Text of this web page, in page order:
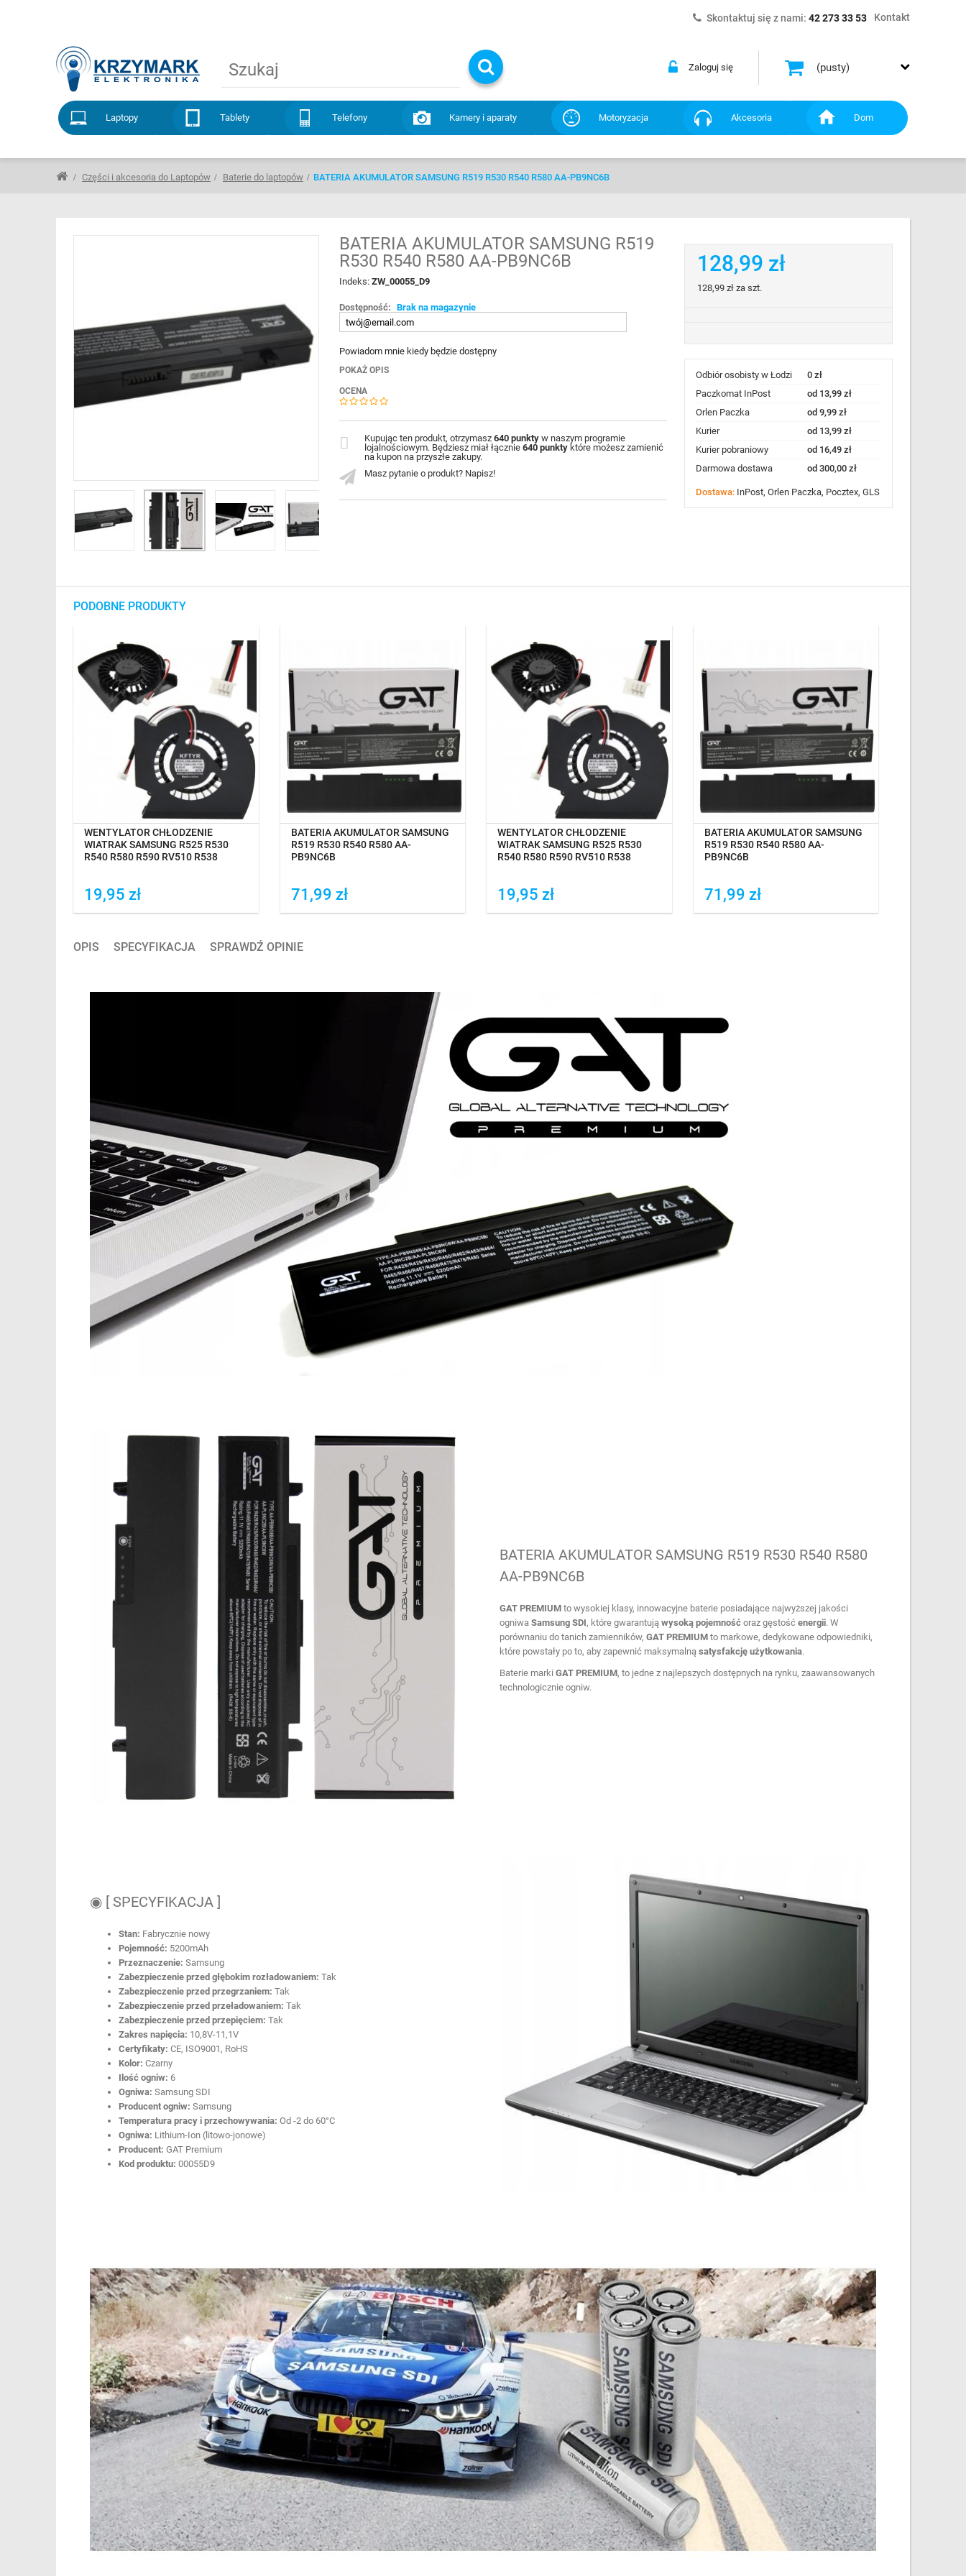
Kontakt
Skontaktuj się z nami: 42 273 33 53
(pusty)
Zaloguj się
Laptopy Tablety Telefony Kamery i aparaty Motoryzacja Akcesoria Dom
Części i akcesoria do Laptopów Baterie do laptopów BATERIA AKUMULATOR SAMSUNG R519 R530 R540 R580 AA-PB9NC6B
BATERIA AKUMULATOR SAMSUNG R519
R530 R540 R580 AA-PB9NC6B
Indeks:ZW_00055_D9
Dostępność: Brak na magazynie
Powiadom mnie kiedy będzie dostępny
POKAŻ OPIS
OCENA
Masz pytanie o produkt? Napisz!
Kupując ten produkt, otrzymasz640 punkty w naszym programie
lojalnościowym. Będziesz miał łącznie640 punkty które możesz zamienić
na kupon na przyszłe zakupy.
128,99 zł
128,99 złza szt.
Odbiór osobisty w Łodzi
0 zł
Paczkomat InPost
od 13,99 zł
Orlen Paczka
od 9,99 zł
Kurier
od 13,99 zł
Kurier pobraniowy
od 16,49 zł
Darmowa dostawa
od 300,00 zł
Dostawa: InPost, Orlen Paczka, Pocztex, GLS
PODOBNE PRODUKTY
WENTYLATOR CHŁODZENIE
WIATRAK SAMSUNG R525 R530
R540 R580 R590 RV510 R538
19,95 zł
OCZEKIWANIE NA DOSTAWĘ
Dodaj do porówania
BATERIA AKUMULATOR SAMSUNG
R519 R530 R540 R580 AA-
PB9NC6B
71,99 zł
NA MAGAZYNIE
Dodaj do porówania
WENTYLATOR CHŁODZENIE
WIATRAK SAMSUNG R525 R530
R540 R580 R590 RV510 R538
19,95 zł
OCZEKIWANIE NA DOSTAWĘ
Dodaj do porówania
BATERIA AKUMULATOR SAMSUNG
R519 R530 R540 R580 AA-
PB9NC6B
71,99 zł
NA MAGAZYNIE
Dodaj do porówania
OPIS SPECYFIKACJA SPRAWDŹ OPINIE
BATERIA AKUMULATOR SAMSUNG R519 R530 R540 R580
AA-PB9NC6B
GAT PREMIUMto wysokiej klasy, innowacyjne baterie posiadające najwyższej jakości
ogniwa Samsung SDI, które gwarantują wysoką pojemnośćoraz gęstość energii. W
porównaniu do tanich zamienników, GAT PREMIUMto markowe, dedykowane odpowiedniki,
które powstały po to, aby zapewnić maksymalną satysfakcję użytkowania.
Baterie marki GAT PREMIUM, to jedne z najlepszych dostępnych na rynku, zaawansowanych
technologicznie ogniw.
◉ [ SPECYFIKACJA ]
Stan: Fabrycznie nowy
Pojemność: 5200mAh
Przeznaczenie: Samsung
Zabezpieczenie przed głębokim rozładowaniem: Tak
Zabezpieczenie przed przegrzaniem: Tak
Zabezpieczenie przed przeładowaniem: Tak
Zabezpieczenie przed przepięciem: Tak
Zakres napięcia: 10,8V-11,1V
Certyfikaty: CE, ISO9001, RoHS
Kolor: Czarny
Ilość ogniw: 6
Ogniwa: Samsung SDI
Producent ogniw: Samsung
Temperatura pracy i przechowywania: Od -2 do 60°C
Ogniwa: Lithium-Ion (litowo-jonowe)
Producent: GAT Premium
Kod produktu: 00055D9